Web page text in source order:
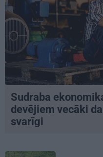
Sudraba
devējiem vecāki
svarīgi